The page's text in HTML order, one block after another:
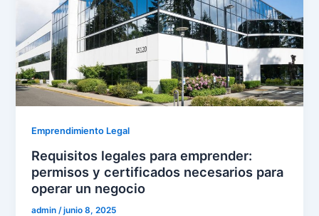
Emprendimiento Legal
Requisitos legales para emprender:
permisos y certificados necesarios para
operar un negocio
admin /junio 8, 2025